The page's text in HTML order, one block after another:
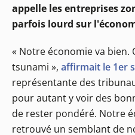
appelle les entreprises
parfois lourd sur
« Notre économie va bien.
tsunami », affirmait le 1er
représentante des
pour autant y voir des
de rester pondéré. Notre
retrouvé un semblant de